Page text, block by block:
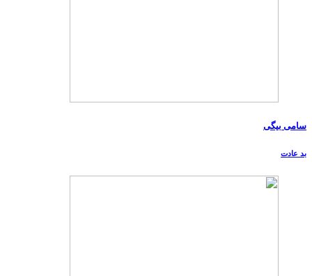
سامی بیگی
بد عادت